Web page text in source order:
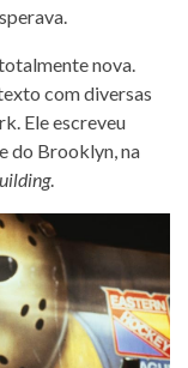
nova.
com diversas
Ele escreveu
do Brooklyn, na
.